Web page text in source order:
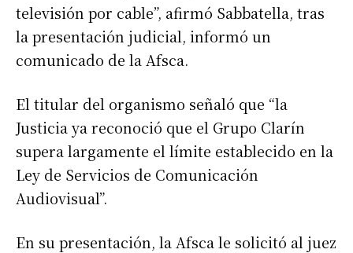
televisión por cable”, afirmó Sabbatella, tras
la presentación judicial, informó un
comunicado de la Afsca.
El titular del organismo señaló que “la
Justicia ya reconoció que el Grupo Clarín
supera largamente el límite establecido en la
Ley de Servicios de Comunicación
Audiovisual”.
En su presentación, la Afsca le solicitó al juez